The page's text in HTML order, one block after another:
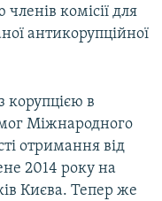
комісії для
антикорупційної
корупцією в
Міжнародного
отримання від
2014 року на
Києва. Тепер же